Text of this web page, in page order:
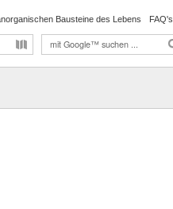
Bausteine des Lebens FAQ's